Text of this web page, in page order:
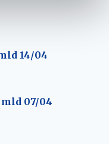
14/04
mld 07/04